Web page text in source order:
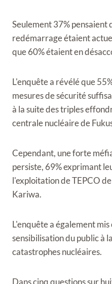
Seulement 37% pensaient
redémarrage étaient
que 60% étaient en
L'enquête a révélé que
mesures de sécurité
à la suite des triples
centrale nucléaire de
Cependant, une forte
persiste, 69% exprimant
l'exploitation de TEPCO
Kariwa.
L'enquête a également
sensibilisation du public à
catastrophes nucléaires.
Dans cinq questions sur